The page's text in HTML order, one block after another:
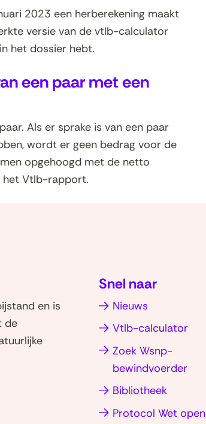
2023 een herberekening maakt
versie van de vtlb-calculator
het dossier hebt.
een paar met een
Als er sprake is van een paar
wordt er geen bedrag voor de
opgehoogd met de netto
het Vtlb-rapport.
en is
de
Snel naar
Nieuws
Vtlb-calculator
Zoek Wsnp-
bewindvoerder
Bibliotheek
Protocol Wet open